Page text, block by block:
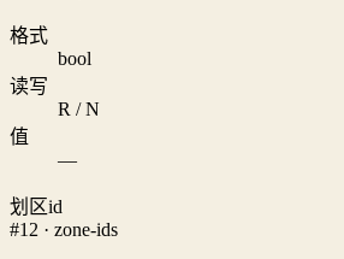
格式
bool
读写
R / N
值
—
划区id
#12 · zone-ids